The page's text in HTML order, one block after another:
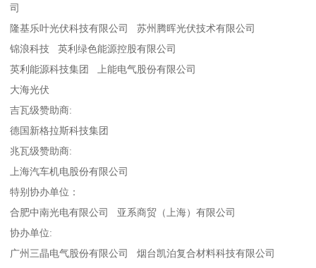
司
隆基乐叶光伏科技有限公司 苏州腾晖光伏技术有限公司
锦浪科技 英利绿色能源控股有限公司
英利能源科技集团 上能电气股份有限公司
大海光伏
吉瓦级赞助商:
德国新格拉斯科技集团
兆瓦级赞助商:
上海汽车机电股份有限公司
特别协办单位：
合肥中南光电有限公司 亚系商贸（上海）有限公司
协办单位:
广州三晶电气股份有限公司 烟台凯泊复合材料科技有限公司